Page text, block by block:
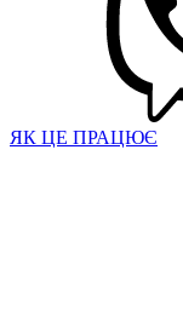
ЯК ЦЕ ПРАЦЮЄ